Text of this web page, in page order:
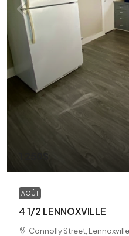
AOÛT
4 1/2 LENNOXVILLE
Connolly Street,